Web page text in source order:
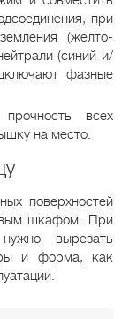
при
(желто-
(синий и/
фазные
всех
на место.
поверхностей
шкафом. При
вырезать
и форма, как